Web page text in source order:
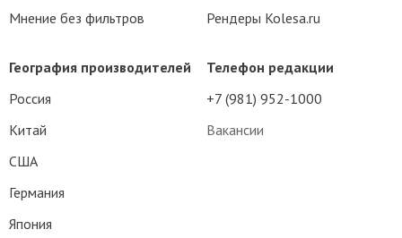
Телефон редакции
+7 (981) 952-1000
Вакансии
Мнение без фильтров
Рендеры Kolesa.ru
География производителей
Россия
Китай
США
Германия
Япония